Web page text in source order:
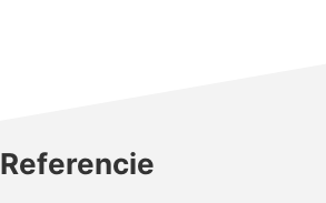
Referencie